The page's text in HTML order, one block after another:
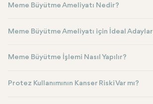
Meme Büyütme Ameliyatı Nedir?
Meme Büyütme Ameliyatı için İdeal Adaylar
Meme Büyütme İşlemi Nasıl Yapılır?
Protez Kullanımının Kanser Riski Var mı?